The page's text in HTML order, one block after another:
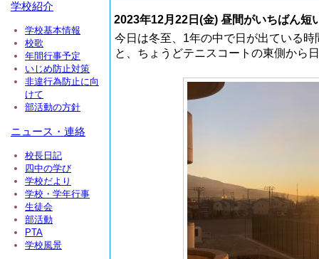
学校紹介
学校基本情報
校歌
年間行事予定
いじめ防止対策
非違行為防止に向
けて
部活動の方針
ニュース・連絡
校長日記
四中の学び
学校だより
学校・学年行事
生徒会
部活動
PTA
学校風景
2023年12月22日(金) 昼間がいちばん短
今日は冬至、1年の中で日が出ている
と、ちょうどテニスコートの東側から